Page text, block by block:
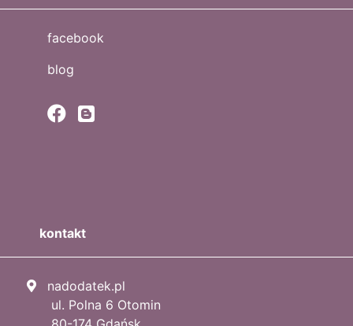
facebook
blog
kontakt
nadodatek.pl
ul. Polna 6 Otomin